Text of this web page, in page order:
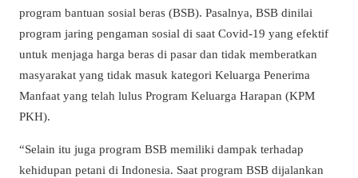
program bantuan sosial beras (BSB). Pasalnya, BSB dinilai
program jaring pengaman sosial di saat Covid-19 yang efektif
untuk menjaga harga beras di pasar dan tidak memberatkan
masyarakat yang tidak masuk kategori Keluarga Penerima
Manfaat yang telah lulus Program Keluarga Harapan (KPM
PKH).
“Selain itu juga program BSB memiliki dampak terhadap
kehidupan petani di Indonesia. Saat program BSB dijalankan